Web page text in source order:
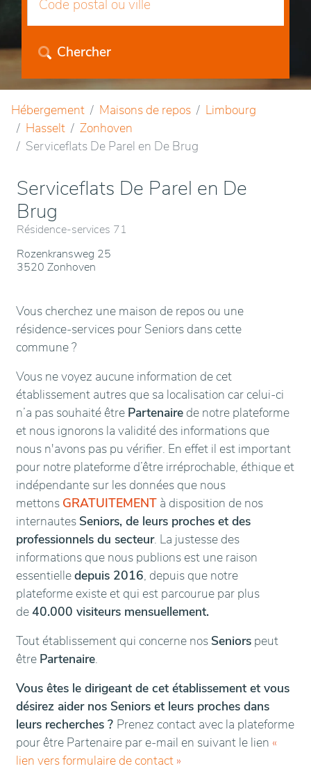
Chercher
Hébergement Maisons de repos
Limbourg
Hasselt
Zonhoven
Serviceflats De Parel en De Brug
Serviceflats De Parel en De
Brug
Résidence-services 71
Rozenkransweg 25
3520 Zonhoven
Vous cherchez une maison de repos ou une
résidence-services pour Seniors dans cette
commune ?
Vous ne voyez aucune information de cet
établissement autres que sa localisation car celui-ci
n’a pas souhaité être Partenaire de notre plateforme
et nous ignorons la validité des informations que
nous n'avons pas pu vérifier. En effet il est important
pour notre plateforme d’être irréprochable, éthique et
indépendante sur les données que nous
mettons GRATUITEMENT à disposition de nos
internautes Seniors, de leurs proches et des
professionnels du secteur. La justesse des
informations que nous publions est une raison
essentielledepuis 2016, depuis que notre
plateforme existe et qui est parcourue par plus
de40.000 visiteurs mensuellement.
Tout établissement qui concerne nos Seniors peut
être Partenaire.
Vous êtes le dirigeant de cet établissement et vous
désirez aider nos Seniors et leurs proches dans
leurs recherches ? Prenez contact avec la plateforme
pour être Partenaire par e-mail en suivant le lien «
lien vers formulaire de contact »